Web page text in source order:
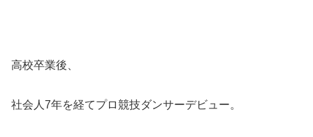
高校卒業後、
社会人7年を経てプロ競技ダンサーデビュー。